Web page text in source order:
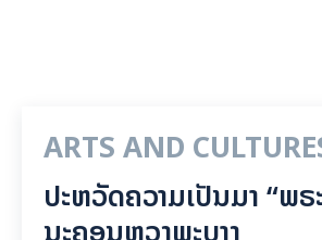
ARTS AND
ປະຫວັດຄວາມເປັນມາ “ພ